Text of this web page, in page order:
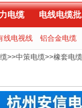
电缆 电线电缆
线电视线 铝合金电缆
>>中策电缆>>橡套电